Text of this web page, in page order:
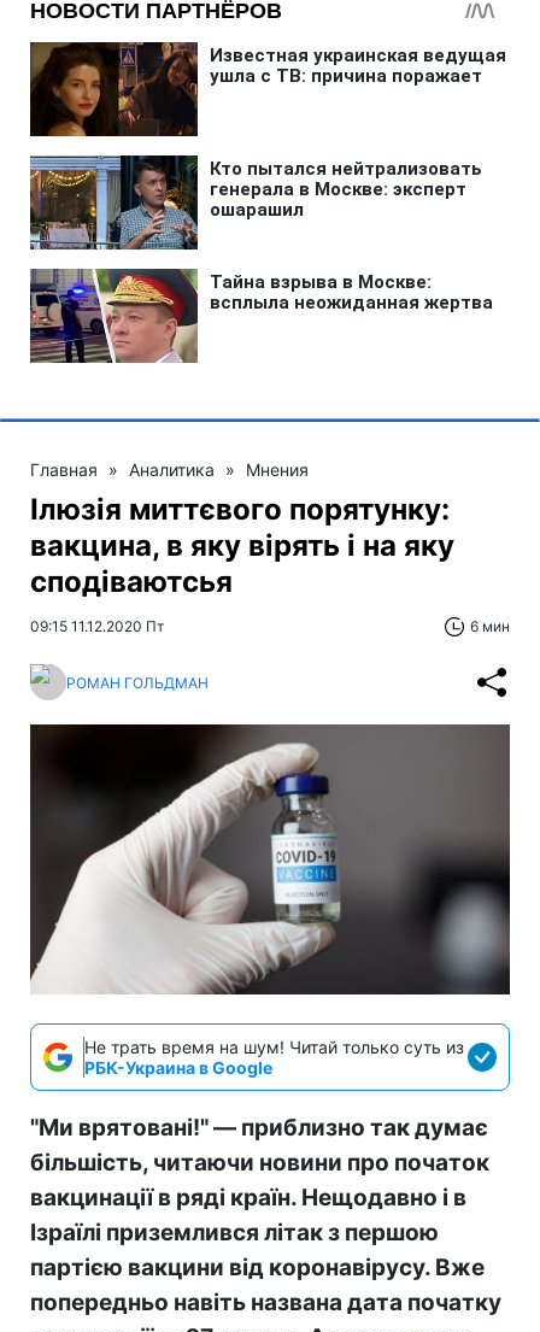
Главная » Аналитика » Мнения
Ілюзія миттєвого порятунку:
вакцина, в яку вірять і на яку
сподіваютсья
09:15 11.12.2020 Пт 6 мин
РОМАН ГОЛЬДМАН
Не трать время на шум! Читай только суть из
РБК-Украина в Google
"Ми врятовані!" — приблизно так думає
більшість, читаючи новини про початок
вакцинації в ряді країн. Нещодавно і в
Ізраїлі приземлився літак з першою
партією вакцини від коронавірусу. Вже
попередньо навіть названа дата початку